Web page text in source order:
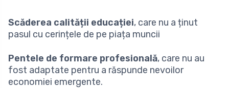
Scăderea calității educației, care nu a ținut
pasul cu cerințele de pe piața muncii
Pentele de formare profesională, care nu au
fost adaptate pentru a răspunde nevoilor
economiei emergente.